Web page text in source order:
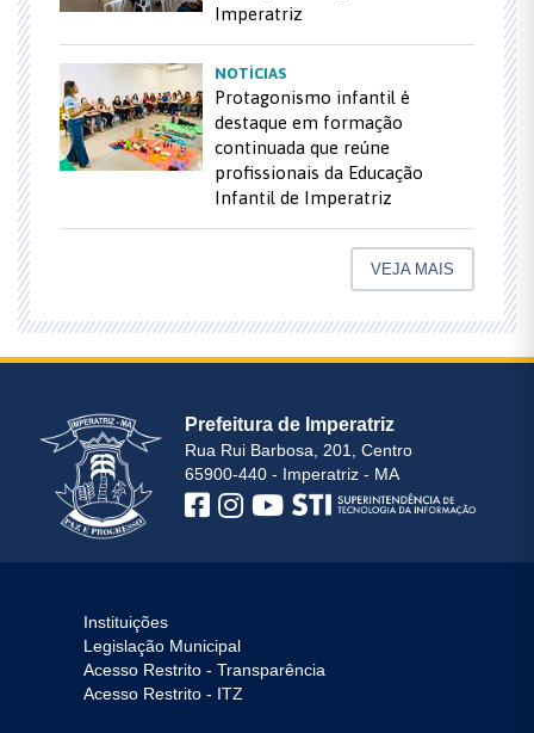
Imperatriz
NOTÍCIAS
Protagonismo infantil é
destaque em formação
continuada que reúne
profissionais da Educação
Infantil de Imperatriz
VEJA MAIS
Prefeitura de Imperatriz
Rua Rui Barbosa, 201, Centro
65900-440 - Imperatriz - MA
Instituições
Legislação Municipal
Acesso Restrito - Transparência
Acesso Restrito - ITZ